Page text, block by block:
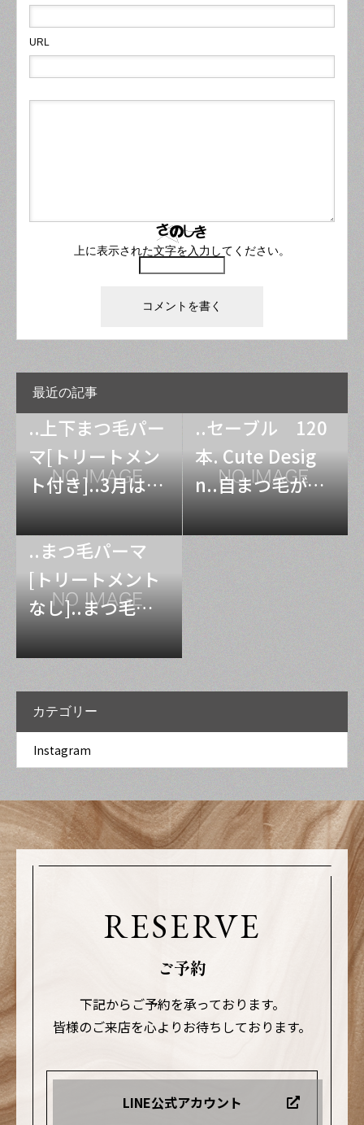
まつ毛エクステ#まつえ
く#マツゲパーマ#ホット
ペッパービューティー #
エク#久留米市マツエク#
まつ毛エクステ#まつえ
#eyelashsalon#アイラ
ッシュサロン#マツエク
市マツエク#筑後市マツ
ね…#マツエク#まつげエ
ボリュームラッシュ#カ
エク#広川マツエク#八女
市マツエク#筑後市マツ
く#マツゲパーマ#ホット
URL
上に表示された文字を入力してください。
最近の記事
..上下まつ毛パー
マ[トリートメン
ト付き]..3月は卒
業式・入学式の
シーズンになり
ますね..マスクを
しての出席にな
るため目元を気
にされる方が多
いております..写
真にも残るので
綺麗になるお手
伝いができ嬉し
く思っておりま
す….#マツエク#
まつ毛パーマ#ま
つげパーマ #ラッ
シュリフト#フラ
ットラッシュ#ボ
リュームラッシ
テ#プライベート
サロン#低価格#e
..セーブル 120
本. Cute Desig
n..自まつ毛がし
っかりされてて1
20本でもちゃん
りお安くお財布
に優しいです..#
マツエク#まつげ
エクステ#まつ毛
パーマ#まつげパ
ーマ #ラッシュリ
フト#フラットラ
ッシュ#ボリュー
ムラッシュ#カラ
ーエクステ#プラ
イベートサロン#
alon#アイラッシ
ュサロン#マツエ
..まつ毛パーマ
[トリートメント
なし]..まつ毛が
とっても長いの
でパーマ映えで
した..当店はお客
様がお洒落を諦
めず通いやすい
けております·.そ
れに伴い、ポイ
ントカードはお
せん..ご理解のほ
致します..物価高
騰や消費税増税
など生活に影響
カテゴリー
Instagram
RESERVE
ご予約
下記からご予約を承っております。
皆様のご来店を心よりお待ちしております。
LINE公式アカウント